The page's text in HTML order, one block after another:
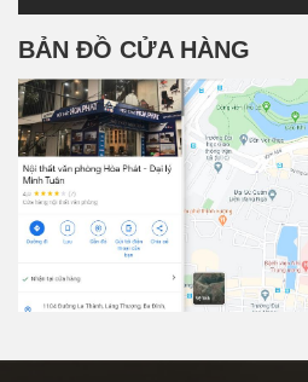
BẢN ĐỒ CỬA HÀNG